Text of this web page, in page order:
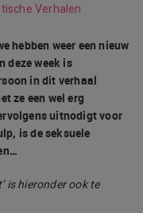
Verhalen
hebben weer een nieuw
deze week is
in dit verhaal
ze een wel erg
uitnodigt voor
is de seksuele
is hieronder ook te